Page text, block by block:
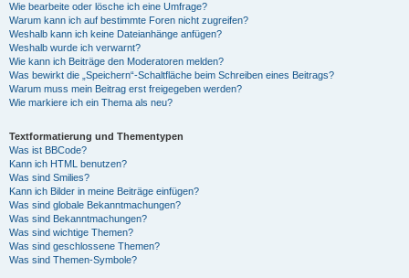
Wie bearbeite oder lösche ich eine Umfrage?
Warum kann ich auf bestimmte Foren nicht zugreifen?
Weshalb kann ich keine Dateianhänge anfügen?
Weshalb wurde ich verwarnt?
Wie kann ich Beiträge den Moderatoren melden?
Was bewirkt die „Speichern“-Schaltfläche beim Schreiben eines Beitrags?
Warum muss mein Beitrag erst freigegeben werden?
Wie markiere ich ein Thema als neu?
Textformatierung und Thementypen
Was ist BBCode?
Kann ich HTML benutzen?
Was sind Smilies?
Kann ich Bilder in meine Beiträge einfügen?
Was sind globale Bekanntmachungen?
Was sind Bekanntmachungen?
Was sind wichtige Themen?
Was sind geschlossene Themen?
Was sind Themen-Symbole?